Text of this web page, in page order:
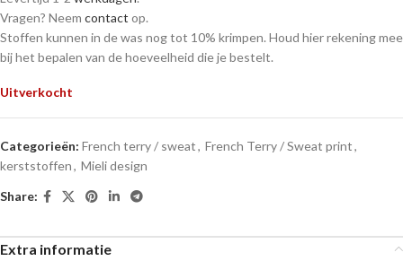
Vragen? Neem contact op.
Stoffen kunnen in de was nog tot 10% krimpen. Houd hier rekening mee
bij het bepalen van de hoeveelheid die je bestelt.
Uitverkocht
Categorieën: French terry / sweat, French Terry / Sweat print,
kerststoffen, Mieli design
Share:
Extra informatie